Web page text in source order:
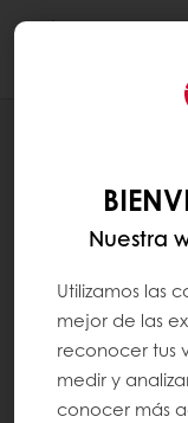
Nuestra
Utilizamos las
mejor de las
reconocer tus
medir y
conocer más